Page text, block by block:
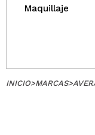
Maquillaje
INICIO>MARCAS>